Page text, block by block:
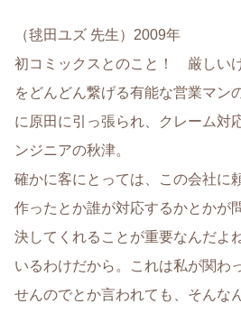
（毬田ユズ 先生）2009年
初コミックスとのこと！ 厳しい
をどんどん繋げる有能な営業マン
に原田に引っ張られ、クレーム対
ンジニアの秋津。
確かに客にとっては、この会社に
作ったとか誰が対応するかとかが
決してくれることが重要なんだよ
いるわけだから。これは私が関わ
せんのでとか言われても、そんな